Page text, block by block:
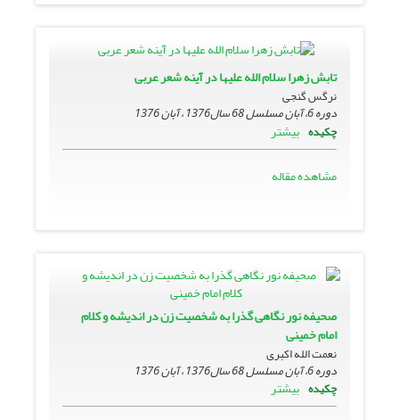
تابش زهرا سلام الله علیها در آینه شعر عربی
نرگس گنجی
دوره 6، آبان مسلسل 68 سال1376 ، آبان 1376
چکیده بیشتر
مشاهده مقاله
صحیفه نور نگاهى گذرا به شخصیت زن در اندیشه و کلام
امام خمینی
نعمت الله اکبری
دوره 6، آبان مسلسل 68 سال1376 ، آبان 1376
چکیده بیشتر